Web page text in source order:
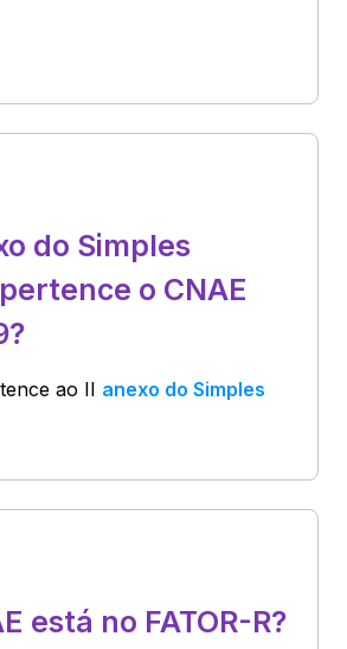
do Simples
o CNAE
ao II anexo do Simples
está no FATOR-R?